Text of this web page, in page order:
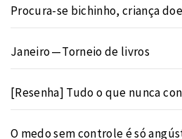
Procura-se bichinho, criança
Janeiro — Torneio de livros
[Resenha] Tudo o que nunca
O medo sem controle é só